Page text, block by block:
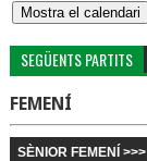
SEGÜENTS PARTITS
FEMENÍ
SÈNIOR FEMENÍ >>>